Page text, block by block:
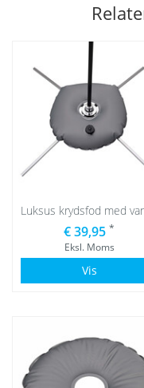
€ 39,95 *
Eksl. Moms
Vis